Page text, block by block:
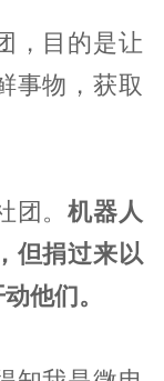
，目的是让
事物，获取
团。机器人
但捐过来以
他们。